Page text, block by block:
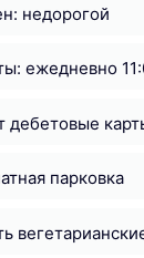
недорогой
ежедневно
дебетовые
парковка